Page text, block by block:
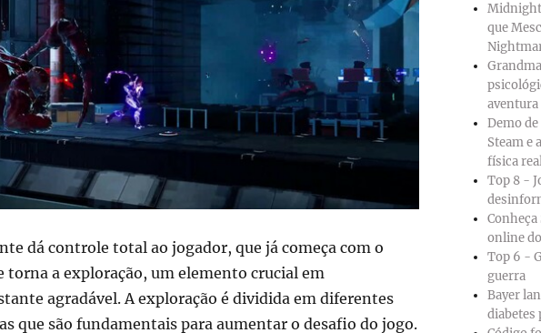
dá controle total ao jogador, que já começa com o
torna a exploração, um elemento crucial em
agradável. A exploração é dividida em diferentes
que são fundamentais para aumentar o desafio do jogo.
Midnight
que
Demo
Steam e
física
Top 8 -
online
Top 6 -
guerra
Bayer
diabetes